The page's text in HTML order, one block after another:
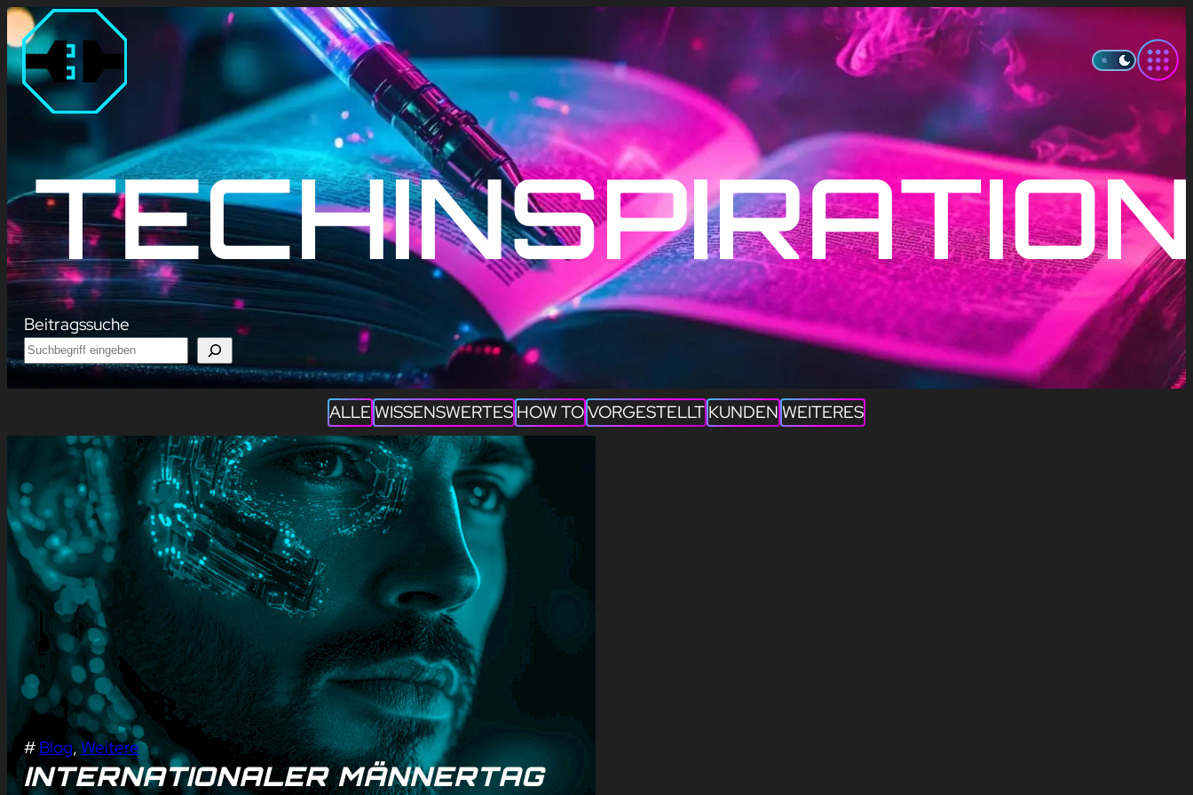
Zum
Inhalt
springen
Beitragssuche
ALLE WISSENSWERTES HOW TOVORGESTELLT KUNDEN WEITERES
# Blog, Weitere
INTERNATIONALER MÄNNERTAG